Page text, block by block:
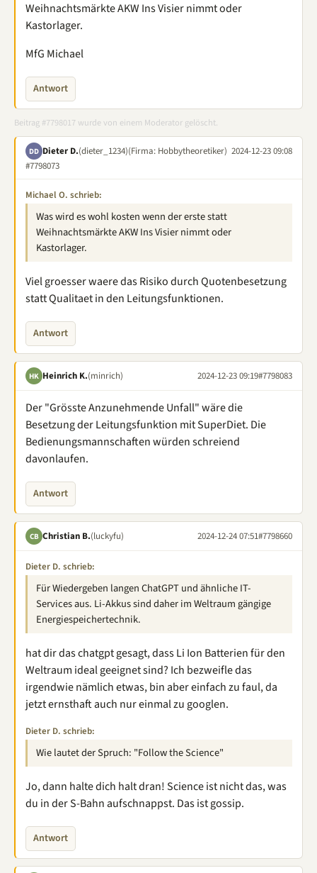
Weihnachtsmärkte AKW Ins Visier nimmt oder
Kastorlager.
MfG Michael
Antwort
Beitrag #7798017 wurde von einem Moderator gelöscht.
DD Dieter D.(dieter_1234)(Firma: Hobbytheoretiker) 2024-12-23 09:08
#7798073
Michael O. schrieb:
Was wird es wohl kosten wenn der erste statt
Weihnachtsmärkte AKW Ins Visier nimmt oder
Kastorlager.
Viel groesser waere das Risiko durch Quotenbesetzung
statt Qualitaet in den Leitungsfunktionen.
Antwort
HK Heinrich K.(minrich) 2024-12-23 09:19#7798083
Der "Grösste Anzunehmende Unfall" wäre die
Besetzung der Leitungsfunktion mit SuperDiet. Die
Bedienungsmannschaften würden schreiend
davonlaufen.
Antwort
CB Christian B.(luckyfu) 2024-12-24 07:51#7798660
Dieter D. schrieb:
Für Wiedergeben langen ChatGPT und ähnliche IT-
Services aus. Li-Akkus sind daher im Weltraum gängige
Energiespeichertechnik.
hat dir das chatgpt gesagt, dass Li Ion Batterien für den
Weltraum ideal geeignet sind? Ich bezweifle das
irgendwie nämlich etwas, bin aber einfach zu faul, da
jetzt ernsthaft auch nur einmal zu googlen.
Dieter D. schrieb:
Wie lautet der Spruch: "Follow the Science"
Jo, dann halte dich halt dran! Science ist nicht das, was
du in der S-Bahn aufschnappst. Das ist gossip.
Antwort